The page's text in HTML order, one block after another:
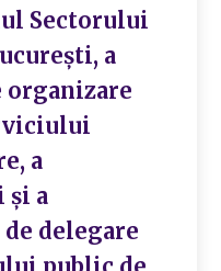
Sectorului
a
organizare
a
și a
delegare